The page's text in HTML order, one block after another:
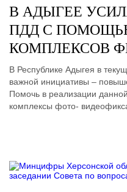
В АДЫГЕЕ
ПДД С
КОМПЛЕКСОВ
В Республике Адыгея в
важной инициативы –
Помочь в реализации
комплексы фото-